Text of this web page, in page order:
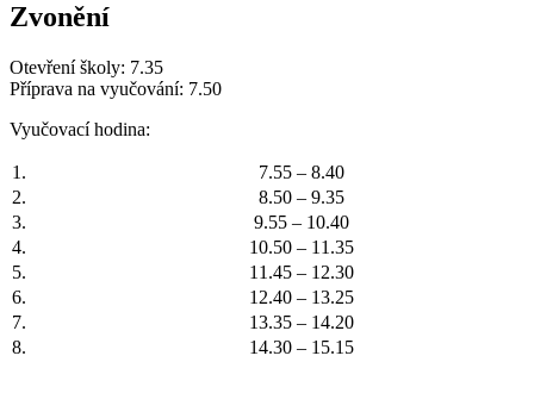
Zvonění
Otevření školy: 7.35
Příprava na vyučování: 7.50
Vyučovací hodina:
1.
7.55 – 8.40
2.
8.50 – 9.35
3.
9.55 – 10.40
4.
10.50 – 11.35
5.
11.45 – 12.30
6.
12.40 – 13.25
7.
13.35 – 14.20
8.
14.30 – 15.15